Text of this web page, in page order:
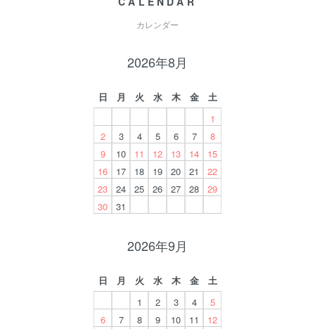
カレンダー
2026年8月
日 月 火 水 木 金
土
1
2
3 4 5 6 7
8
9
10 11 12 13 14
15
16
17 18 19 20 21
22
23
24 25 26 27 28
29
30
31
2026年9月
日 月 火 水 木 金
土
1
2 3 4
5
6
7 8 9 10 11
12